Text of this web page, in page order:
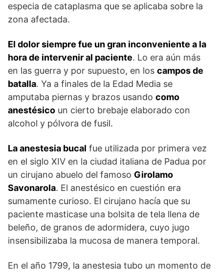
especia de cataplasma que se aplicaba sobre la
zona afectada.
El dolor siempre fue un gran inconveniente a la
hora de intervenir al paciente. Lo era aún más
en las guerra y por supuesto, en los campos de
batalla. Ya a finales de la Edad Media se
amputaba piernas y brazos usando como
anestésico un cierto brebaje elaborado con
alcohol y pólvora de fusil.
La anestesia bucal fue utilizada por primera vez
en el siglo XIV en la ciudad italiana de Padua por
un cirujano abuelo del famoso Girolamo
Savonarola. El anestésico en cuestión era
sumamente curioso. El cirujano hacía que su
paciente masticase una bolsita de tela llena de
beleño, de granos de adormidera, cuyo jugo
insensibilizaba la mucosa de manera temporal.
En el año 1799, la anestesia tubo un momento de